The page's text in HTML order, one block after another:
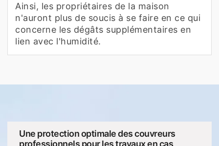
Ainsi, les propriétaires de la maison
n'auront plus de soucis à se faire en ce qui
concerne les dégâts supplémentaires en
lien avec l'humidité.
Une protection optimale des couvreurs
professionnels pour les travaux en cas